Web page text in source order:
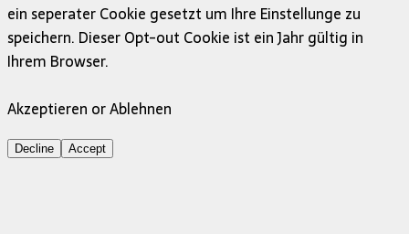
ein seperater Cookie gesetzt um Ihre Einstellunge zu
speichern. Dieser Opt-out Cookie ist ein Jahr gültig in
Ihrem Browser.
Akzeptieren or Ablehnen
Decline Accept